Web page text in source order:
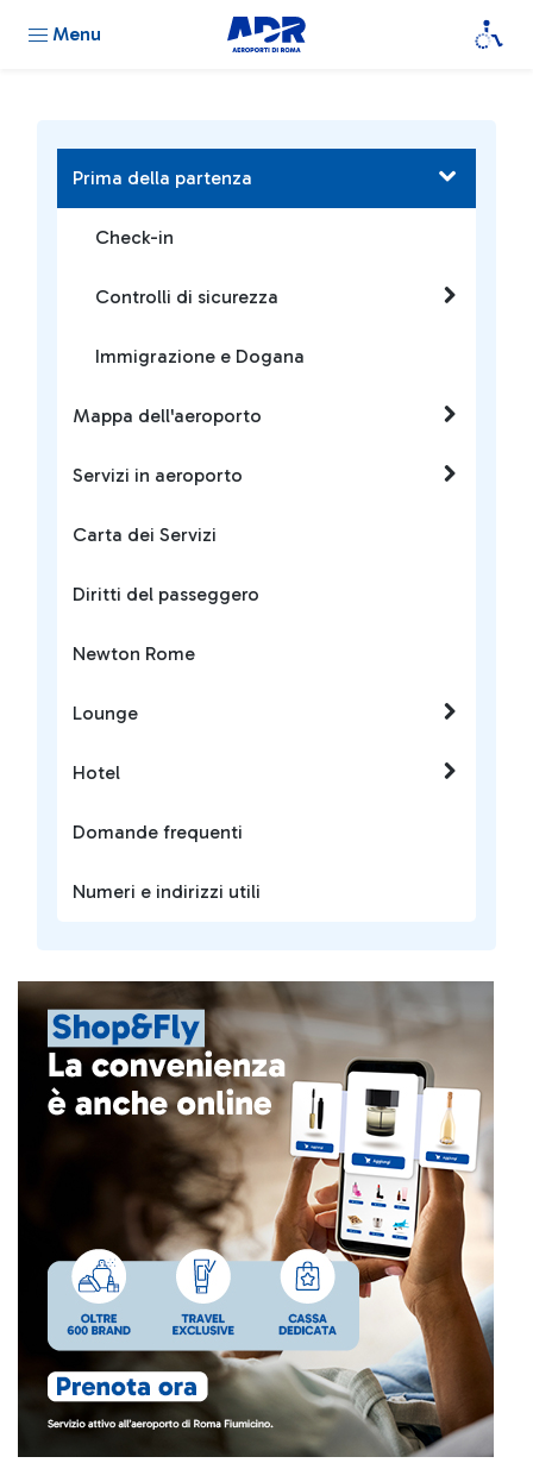
Menu
Prima della partenza
Check-in
Controlli di sicurezza
Immigrazione e Dogana
Mappa dell'aeroporto
Servizi in aeroporto
Carta dei Servizi
Diritti del passeggero
Newton Rome
Lounge
Hotel
Domande frequenti
Numeri e indirizzi utili